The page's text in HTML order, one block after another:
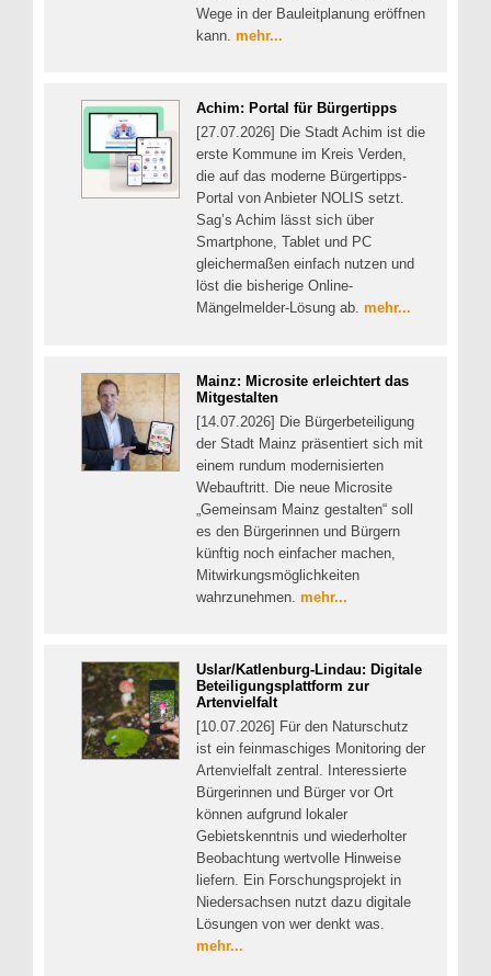
Wege in der Bauleitplanung eröffnen
kann. mehr...
Achim: Portal für Bürgertipps
[27.07.2026] Die Stadt Achim ist die
erste Kommune im Kreis Verden,
die auf das moderne Bürgertipps-
Portal von Anbieter NOLIS setzt.
Sag’s Achim lässt sich über
Smartphone, Tablet und PC
gleichermaßen einfach nutzen und
löst die bisherige Online-
Mängelmelder-Lösung ab. mehr...
Mainz: Microsite erleichtert das
Mitgestalten
[14.07.2026] Die Bürgerbeteiligung
der Stadt Mainz präsentiert sich mit
einem rundum modernisierten
Webauftritt. Die neue Microsite
„Gemeinsam Mainz gestalten“ soll
es den Bürgerinnen und Bürgern
künftig noch einfacher machen,
Mitwirkungsmöglichkeiten
wahrzunehmen. mehr...
Uslar/Katlenburg-Lindau: Digitale
Beteiligungsplattform zur
Artenvielfalt
[10.07.2026] Für den Naturschutz
ist ein feinmaschiges Monitoring der
Artenvielfalt zentral. Interessierte
Bürgerinnen und Bürger vor Ort
können aufgrund lokaler
Gebietskenntnis und wiederholter
Beobachtung wertvolle Hinweise
liefern. Ein Forschungsprojekt in
Niedersachsen nutzt dazu digitale
Lösungen von wer denkt was.
mehr...